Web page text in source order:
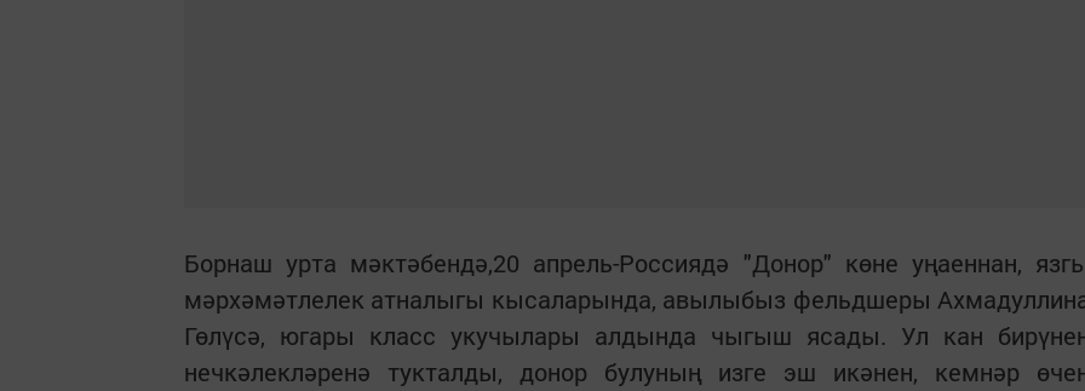
Борнаш урта мәктәбендә,20 апрель-Россиядә "Донор" көне уңаеннан,
мәрхәмәтлелек атналыгы кысаларында, авылыбыз фельдшеры
Гөлүсә, югары класс укучылары алдында чыгыш ясады. Ул кан
нечкәлекләренә тукталды, донор булуның изге эш икәнен, кемнәр